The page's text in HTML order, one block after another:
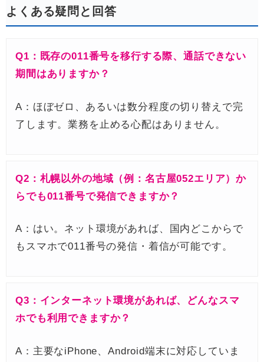
よくある疑問と回答
Q1：既存の011番号を移行する際、通話できない
期間はありますか？
A：ほぼゼロ、あるいは数分程度の切り替えで完
了します。業務を止める心配はありません。
Q2：札幌以外の地域（例：名古屋052エリア）か
らでも011番号で発信できますか？
A：はい。ネット環境があれば、国内どこからで
もスマホで011番号の発信・着信が可能です。
Q3：インターネット環境があれば、どんなスマ
ホでも利用できますか？
A：主要なiPhone、Android端末に対応していま